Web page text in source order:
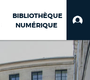
BIBLIOTHÈQUE
NUMÉRIQUE